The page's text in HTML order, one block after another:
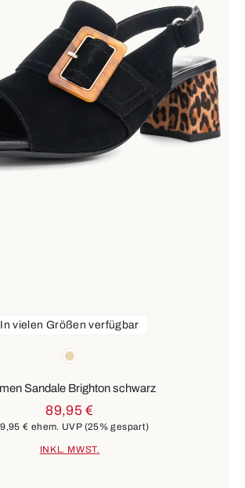
beige
In vielen Größen verfügbar
Sandale Brighton schwarz
89,95 €
€ ehem. UVP (25% gespart)
INKL. MWST.